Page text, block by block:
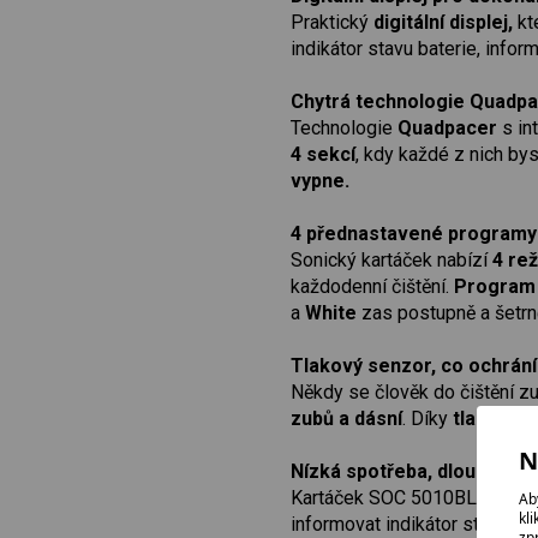
Praktický digitální displej,
indikátor stavu baterie,
Chytrá technologie
Technologie Quadpacer s
4 sekcí, kdy každé z nich
vypne.
4 přednastavené
Sonický kartáček nabízí4
každodenní čištění.
a White zas postupně a
Tlakový senzor, co
Někdy se člověk do čištění
zubů a dásní. Díky
Nízká spotřeba, dlouhá
Kartáček SOC 5010BL má
informovat indikátor stavu